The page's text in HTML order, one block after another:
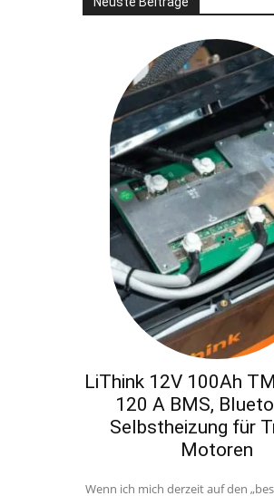
LiThink 12V 100Ah
120 A BMS,
Selbstheizung für
Motoren
Wenn ich mich derzeit auf den